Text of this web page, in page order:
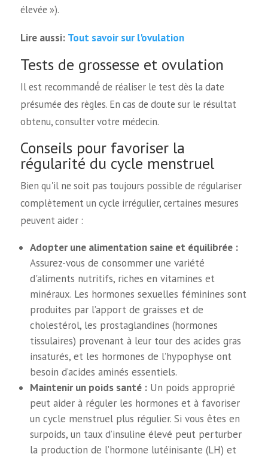
élevée »).
Lire aussi: Tout savoir sur l'ovulation
Tests de grossesse et ovulation
Il est recommandé́ de réaliser le test dès la date
présumée des règles. En cas de doute sur le résultat
obtenu, consulter votre médecin.
Conseils pour favoriser la
régularité du cycle menstruel
Bien qu'il ne soit pas toujours possible de régulariser
complètement un cycle irrégulier, certaines mesures
peuvent aider :
Adopter une alimentation saine et équilibrée :
Assurez-vous de consommer une variété
d'aliments nutritifs, riches en vitamines et
minéraux. Les hormones sexuelles féminines sont
produites par l’apport de graisses et de
cholestérol, les prostaglandines (hormones
tissulaires) provenant à leur tour des acides gras
insaturés, et les hormones de l’hypophyse ont
besoin d’acides aminés essentiels.
Maintenir un poids santé : Un poids approprié
peut aider à réguler les hormones et à favoriser
un cycle menstruel plus régulier. Si vous êtes en
surpoids, un taux d’insuline élevé peut perturber
la production de l’hormone lutéinisante (LH) et